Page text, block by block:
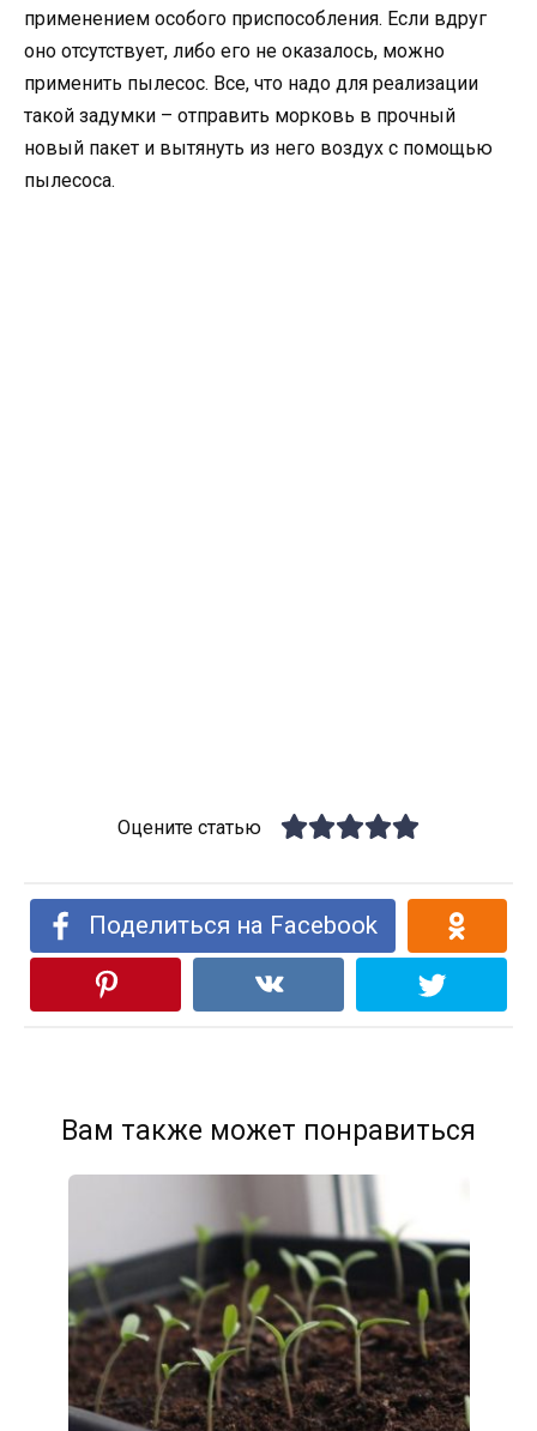
применением особого приспособления. Если вдруг
оно отсутствует, либо его не оказалось, можно
применить пылесос. Все, что надо для реализации
такой задумки – отправить морковь в прочный
новый пакет и вытянуть из него воздух с помощью
пылесоса.
Оцените статью
Поделиться на Facebook
Вам также может понравиться